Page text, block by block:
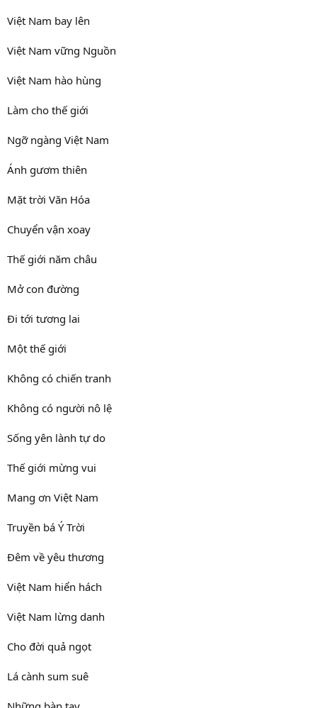
Việt Nam bay lên
Việt Nam vững Nguồn
Việt Nam hào hùng
Làm cho thế giới
Ngỡ ngàng Việt Nam
Ánh gươm thiên
Mặt trời Văn Hóa
Chuyển vận xoay
Thế giới năm châu
Mở con đường
Đi tới tương lai
Một thế giới
Không có chiến tranh
Không có người nô lệ
Sống yên lành tự do
Thế giới mừng vui
Mang ơn Việt Nam
Truyền bá Ý Trời
Đêm về yêu thương
Việt Nam hiển hách
Việt Nam lừng danh
Cho đời quả ngọt
Lá cành sum suê